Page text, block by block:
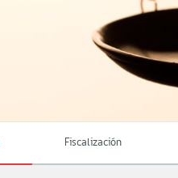
Fiscalización